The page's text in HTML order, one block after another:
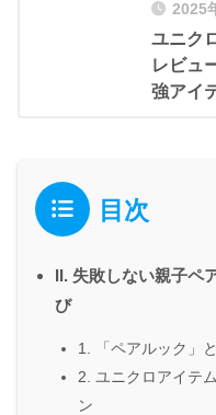
2025
ユニク
レビュ
強アイ
目次
II. 失敗しない親子ペ
び
1. 「ペアルック」
2. ユニクロアイテ
ン